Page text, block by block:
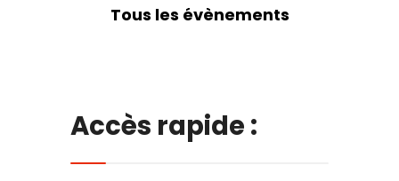
Tous les évènements
Accès rapide :